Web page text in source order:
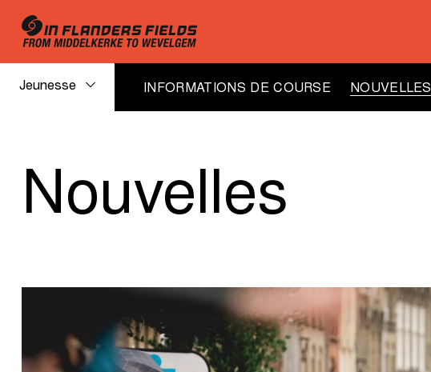
Jeunesse INFORMATIONS DE COURSE NOUVELLES
Nouvelles